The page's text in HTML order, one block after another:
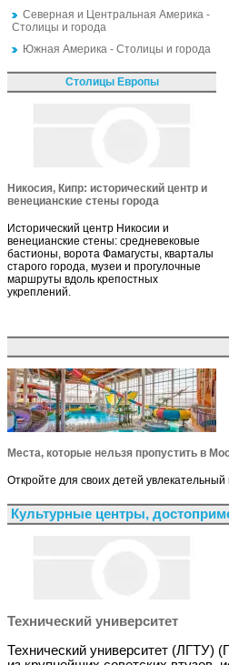
Северная и Центральная Америка -
Столицы и города
Южная Америка - Столицы и города
Столицы Европы
Никосия, Кипр: исторический центр и
венецианские стены города
Исторический центр Никосии и
венецианские стены: средневековые
бастионы, ворота Фамагусты, кварталы
старого города, музеи и прогулочные
маршруты вдоль крепостных
укреплений.
Места, которые нельзя пропустить в
Откройте для своих детей
Культурные центры,
Технический университет
Технический университет (ЛГТУ)